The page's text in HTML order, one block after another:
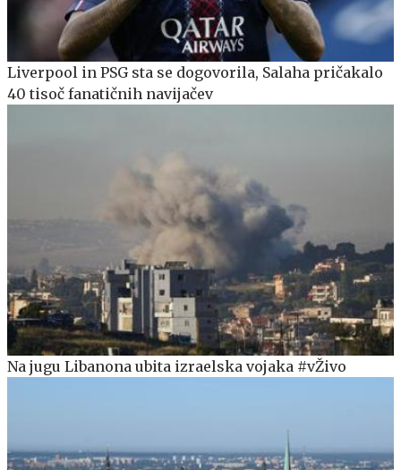
Liverpool in PSG sta se dogovorila, Salaha pričakalo
40 tisoč fanatičnih navijačev
Na jugu Libanona ubita izraelska vojaka #vŽivo